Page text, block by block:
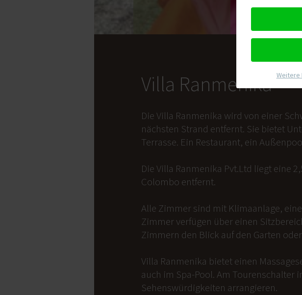
Villa Ranmenika
Die Villa Ranmenika wird von einer
nächsten Strand entfernt. Sie bietet
Terrasse. Ein Restaurant, ein
Die Villa Ranmenika Pvt.Ltd liegt eine
Colombo entfernt.
Alle Zimmer sind mit Klimaanlage,
Zimmer verfügen über einen
Zimmern den Blick auf den Garten
Villa Ranmenika bietet einen
auch im Spa-Pool. Am Tourenschalter
Sehenswürdigkeiten arrangieren.
Weitere